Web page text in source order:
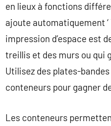
en lieux à fonctions
ajoute automatiquement
impression d’espace est
treillis et des murs ou qui
Utilisez des plates-
conteneurs pour gagner
Les conteneurs